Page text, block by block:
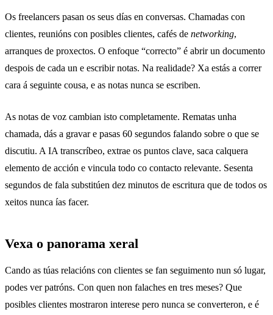
Os freelancers pasan os seus días en conversas. Chamadas con
clientes, reunións con posibles clientes, cafés de networking,
arranques de proxectos. O enfoque “correcto” é abrir un documento
despois de cada un e escribir notas. Na realidade? Xa estás a correr
cara á seguinte cousa, e as notas nunca se escriben.
As notas de voz cambian isto completamente. Rematas unha
chamada, dás a gravar e pasas 60 segundos falando sobre o que se
discutiu. A IA transcríbeo, extrae os puntos clave, saca calquera
elemento de acción e vincula todo co contacto relevante. Sesenta
segundos de fala substitúen dez minutos de escritura que de todos os
xeitos nunca ías facer.
Vexa o panorama xeral
Cando as túas relacións con clientes se fan seguimento nun só lugar,
podes ver patróns. Con quen non falaches en tres meses? Que
posibles clientes mostraron interese pero nunca se converteron, e é